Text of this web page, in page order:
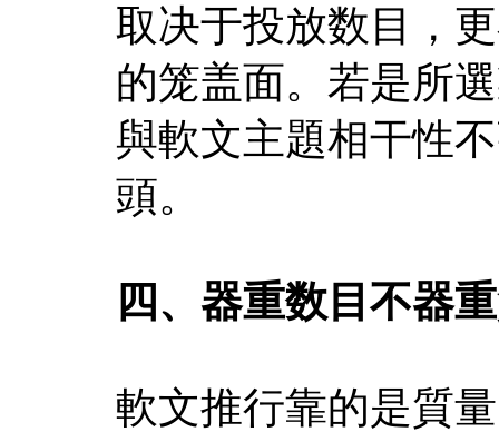
取决于投放数目，
的笼盖面。若是所
與軟文主題相干性
頭。
四、器重数目不器
軟文推行靠的是質